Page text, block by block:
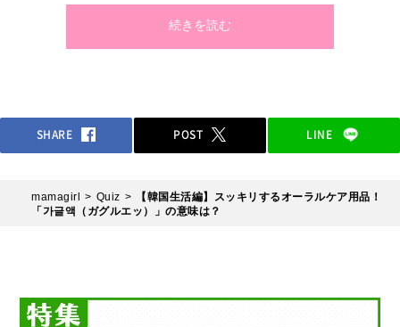
続きを読む
SHARE POST LINE
mamagirl Quiz
【韓国生活編】スッキリするオーラルケア用品！
「가글액（ガグルエッ）」の意味は？